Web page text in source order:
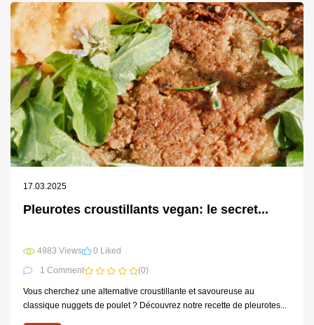
17.03.2025
Pleurotes croustillants vegan: le secret...
4983 Views
0 Liked
1 Comment
(0)
Vous cherchez une alternative croustillante et savoureuse au
classique nuggets de poulet ? Découvrez notre recette de pleurotes...